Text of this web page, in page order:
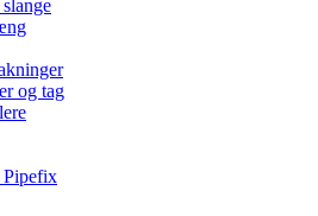
og tag
Pipefix